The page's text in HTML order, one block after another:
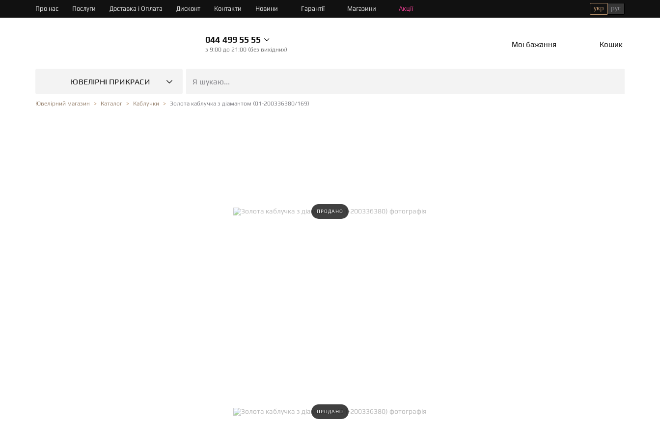
Про нас Послуги Доставка і Оплата Дисконт Контакти Новини Гарантії Магазини Акції укр рус
044 499 55 55
з 9:00 до 21:00 (без вихідних)
Мої бажання Кошик
ЮВЕЛІРНІ ПРИКРАСИ
Ювелірний магазин Каталог Каблучки Золота каблучка з діамантом (01-200336380/169)
ПРОДАНО
ПРОДАНО